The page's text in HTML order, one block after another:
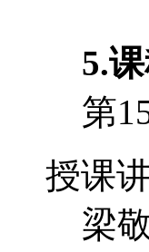
5.
第
授课
梁